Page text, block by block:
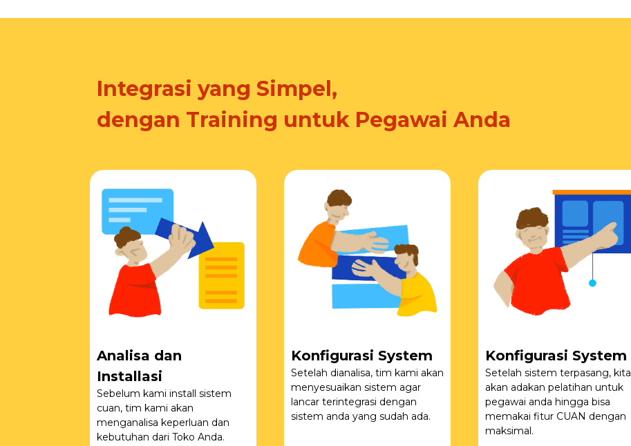
Integrasi yang Simpel,
dengan Training untuk Pegawai Anda
Analisa dan
Installasi
Sebelum kami install sistem
cuan, tim kami akan
menganalisa keperluan dan
kebutuhan dari Toko Anda.
Konfigurasi System
Setelah dianalisa, tim kami akan
menyesuaikan sistem agar
lancar terintegrasi dengan
sistem anda yang sudah ada.
Konfigurasi System
Setelah sistem terpasang, kita
akan adakan pelatihan untuk
pegawai anda hingga bisa
memakai fitur CUAN dengan
maksimal.